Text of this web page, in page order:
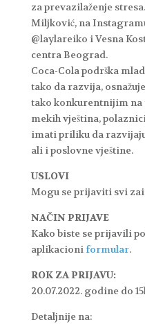
za prevazilaženje
Miljković, na
@laylareiko i Vesna
centra Beograd.
Coca-Cola podrška
tako da razvija,
tako konkurentnijim na
mekih vještina,
imati priliku da
ali i poslovne vještine.
USLOVI
Mogu se prijaviti svi
NAČIN PRIJAVE
Kako biste se prijavili
aplikacioni formular.
ROK ZA PRIJAVU:
20.07.2022. godine do
Detaljnije na: